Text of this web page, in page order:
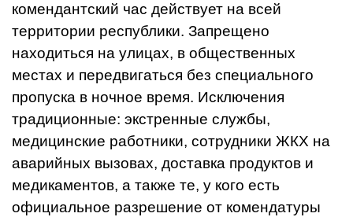
комендантский час действует на всей
территории республики. Запрещено
находиться на улицах, в общественных
местах и передвигаться без специального
пропуска в ночное время. Исключения
традиционные: экстренные службы,
медицинские работники, сотрудники ЖКХ на
аварийных вызовах, доставка продуктов и
медикаментов, а также те, у кого есть
официальное разрешение от комендатуры